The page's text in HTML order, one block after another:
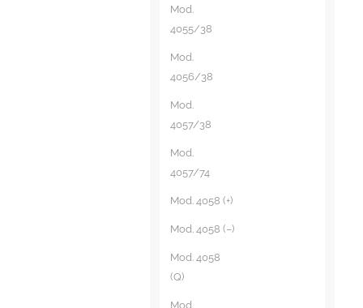
Mod.
4055/38
Mod.
4056/38
Mod.
4057/38
Mod.
4057/74
Mod. 4058 (+)
Mod. 4058 (–)
Mod. 4058
(Q)
Mod.